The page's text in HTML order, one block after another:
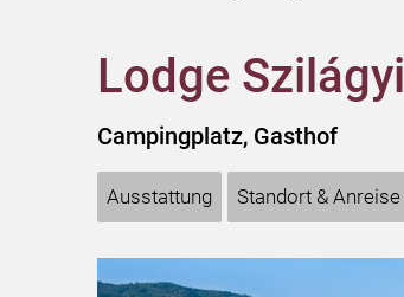
Lodge Szilágyi
Campingplatz, Gasthof
Ausstattung Standort & Anreise